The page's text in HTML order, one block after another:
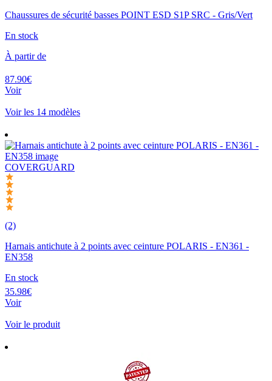
Chaussures de sécurité basses POINT ESD S1P SRC - Gris/Vert
En stock
À partir de
87.90€
Voir
Voir les 14 modèles
COVERGUARD
(2)
Harnais antichute à 2 points avec ceinture POLARIS - EN361 -
EN358
En stock
35.98€
Voir
Voir le produit